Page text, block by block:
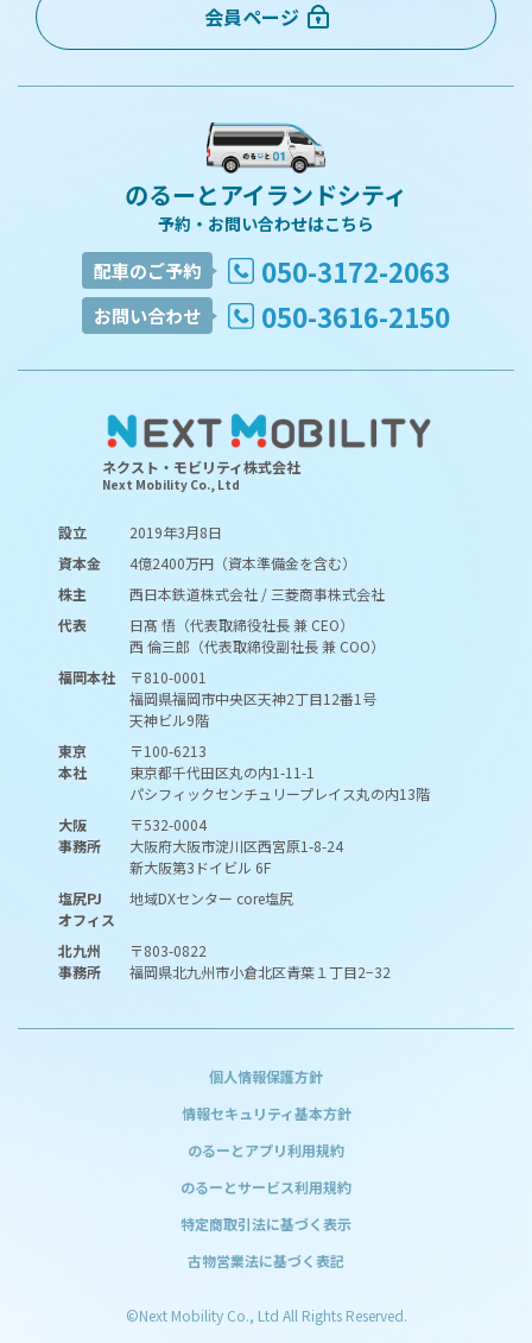
会員ページ
のるーとアイランドシティ
予約・お問い合わせはこちら
配車のご予約 050-3172-2063
お問い合わせ 050-3616-2150
ネクスト・モビリティ株式会社
Next Mobility Co., Ltd
設立
2019年3月8日
資本金
4億2400万円（資本準備金を含む）
株主
西日本鉄道株式会社 / 三菱商事株式会社
代表
日髙 悟（代表取締役社長 兼 CEO）
西 倫三郎（代表取締役副社長 兼 COO）
福岡本社
〒810-0001
福岡県福岡市中央区天神2丁目12番1号
天神ビル9階
東京
本社
〒100-6213
東京都千代田区丸の内1-11-1
パシフィックセンチュリープレイス丸の内13階
大阪
事務所
〒532-0004
大阪府大阪市淀川区西宮原1-8-24
新大阪第3ドイビル 6F
塩尻PJ
オフィス
地域DXセンター core塩尻
北九州
事務所
〒803-0822
福岡県北九州市小倉北区青葉１丁目2−32
個人情報保護方針
情報セキュリティ基本方針
のるーとアプリ利用規約
のるーとサービス利用規約
特定商取引法に基づく表示
古物営業法に基づく表記
©Next Mobility Co., Ltd All Rights Reserved.